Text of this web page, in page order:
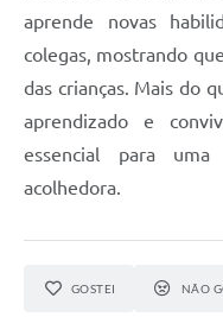
aprende novas
colegas, mostrando
das crianças. Mais do
aprendizado e
essencial para
acolhedora.
GOSTEI NÃO